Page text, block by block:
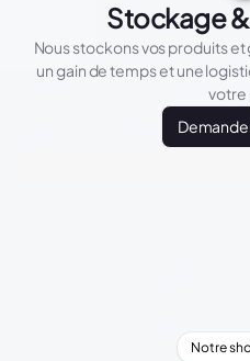
Stockage
Nous stockons vos produits
un gain de temps et une
votre
Notre